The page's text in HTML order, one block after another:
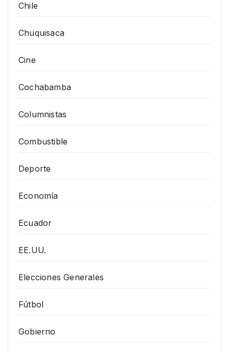
Chile
Chuquisaca
Cine
Cochabamba
Columnistas
Combustible
Deporte
Economía
Ecuador
EE.UU.
Elecciones Generales
Fútbol
Gobierno